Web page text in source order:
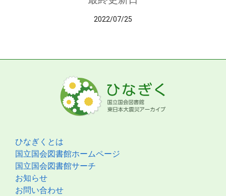
2022/07/25
ひなぎくとは
国立国会図書館ホームページ
国立国会図書館サーチ
お知らせ
お問い合わせ